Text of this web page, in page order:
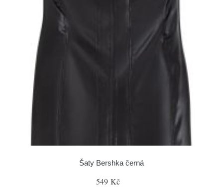
Šaty Bershka černá
549 Kč